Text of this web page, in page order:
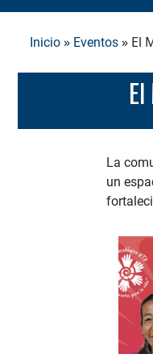
Inicio » Eventos » El
La
un